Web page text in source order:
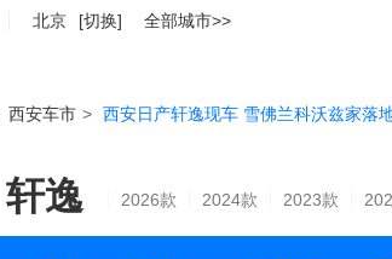
北京 [切换] 全部城市>>
西安车市 > 西安日产轩逸现车 雪佛兰科沃兹家落
轩逸 2026款 2024款 2023款